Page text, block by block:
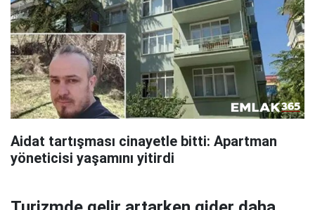
Aidat tartışması cinayetle bitti: Apartman
yöneticisi yaşamını yitirdi